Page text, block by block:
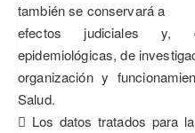
también se conservará a
efectos judiciales y,
epidemiológicas, de
organización y
Salud.
 Los datos tratados para